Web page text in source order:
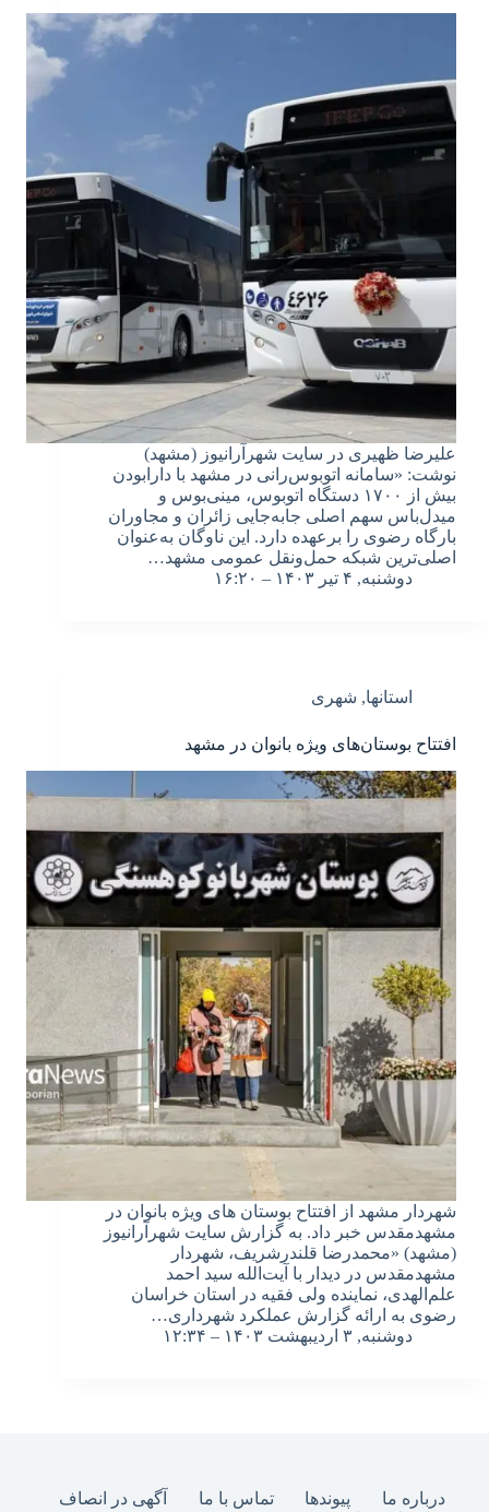
علیرضا ظهیری در سایت شهرآرانیوز (مشهد)
نوشت: «سامانه اتوبوس‌رانی در مشهد با دارابودن
بیش از ۱۷۰۰ دستگاه اتوبوس، مینی‌بوس و
میدل‌باس سهم اصلی جابه‌جایی زائران و مجاوران
بارگاه رضوی را برعهده دارد. این ناوگان به‌عنوان
اصلی‌ترین شبکه حمل‌ونقل عمومی مشهد…
دوشنبه, ۴ تیر ۱۴۰۳ – ۱۶:۲۰
استانها, شهری
افتتاح بوستان‌های ویژه بانوان در مشهد
شهردار مشهد از افتتاح بوستان های ویژه بانوان در
مشهدمقدس خبر داد. به گزارش سایت شهرآرانیوز
(مشهد) «محمدرضا قلندرشریف، شهردار
مشهدمقدس در دیدار با آیت‌الله سید احمد
علم‌الهدی، نماینده ولی فقیه در استان خراسان
رضوی به ارائه گزارش عملکرد شهرداری…
دوشنبه, ۳ اردیبهشت ۱۴۰۳ – ۱۲:۳۴
درباره ما پیوندها تماس با ما
آگهی در انصاف